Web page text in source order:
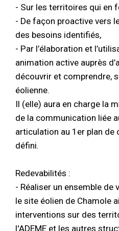
- Sur les territoires qui en
- De façon proactive vers
des besoins identifiés,
- Par l’élaboration et
animation active auprès
découvrir et comprendre,
éolienne.
Il (elle) aura en charge la
de la communication liée
articulation au 1er plan
défini.
Redevabilités :
- Réaliser un ensemble de
le site éolien de Chamole
interventions sur des
l'ADEME et les autres